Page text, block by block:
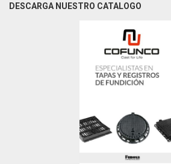
DESCARGA NUESTRO CATALOGO